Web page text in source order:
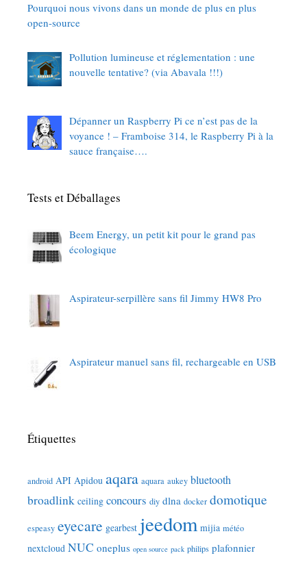
Pourquoi nous vivons dans un monde de plus en plus
open-source
Pollution lumineuse et réglementation : une
nouvelle tentative? (via Abavala !!!)
Dépanner un Raspberry Pi ce n’est pas de la
voyance ! – Framboise 314, le Raspberry Pi à la
sauce française….
Tests et Déballages
Beem Energy, un petit kit pour le grand pas
écologique
Aspirateur-serpillère sans fil Jimmy HW8 Pro
Aspirateur manuel sans fil, rechargeable en USB
Étiquettes
android API Apidou aqara aquara aukey bluetooth
broadlink ceiling concours diy dlna docker domotique
espeasy eyecare gearbest jeedom mijia météo
nextcloud NUC oneplus open source pack philips plafonnier